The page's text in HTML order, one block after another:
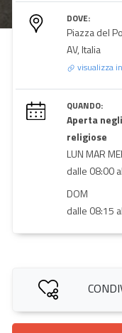
DOVE:
Piazza del
AV, Italia
visualizza
QUANDO:
Aperta
religiose
LUN MAR
dalle 08:00
DOM
dalle 08:15